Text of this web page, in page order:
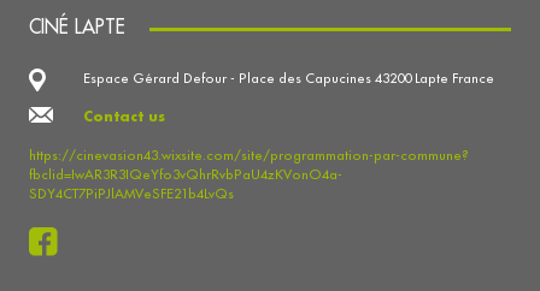
CINÉ LAPTE
Espace Gérard Defour - Place des Capucines 43200 Lapte France
Contact us
https://cinevasion43.wixsite.com/site/programmation-par-commune?
fbclid=IwAR3R3IQeYfo3vQhrRvbPaU4zKVonO4a-
SDY4CT7PiPJlAMVeSFE21b4LvQs